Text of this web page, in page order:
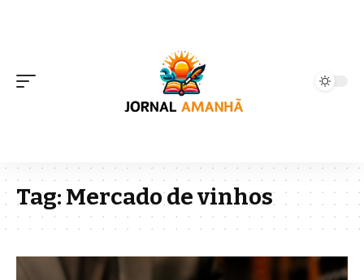
Tag:Mercado de vinhos